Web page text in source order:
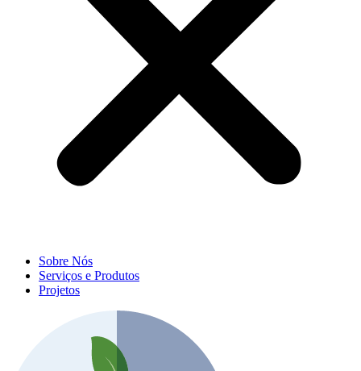
Sobre Nós
Serviços e Produtos
Projetos